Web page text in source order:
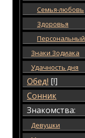
Семья-любовь
Здоровья
Персональный
Знаки Зодиака
Удачность дня
Обед! [!]
Сонник
Знакомства:
Девушки